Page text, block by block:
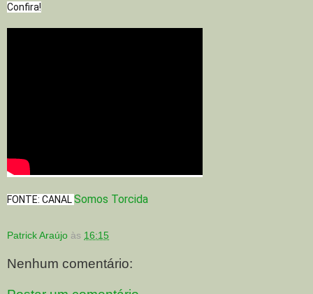
Confira!
FONTE: CANAL Somos Torcida
Patrick Araújo às 16:15
Nenhum comentário: